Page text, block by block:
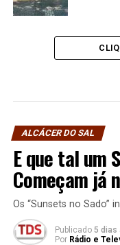
ALCÁCER DO SAL
E que tal um
Começam já
Os “Sunsets no Sado”
Publicado 5 dias
Por Rádio e